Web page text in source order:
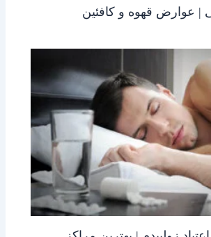
| عوارض قهوه و کافئین